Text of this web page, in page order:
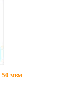
50 мкм